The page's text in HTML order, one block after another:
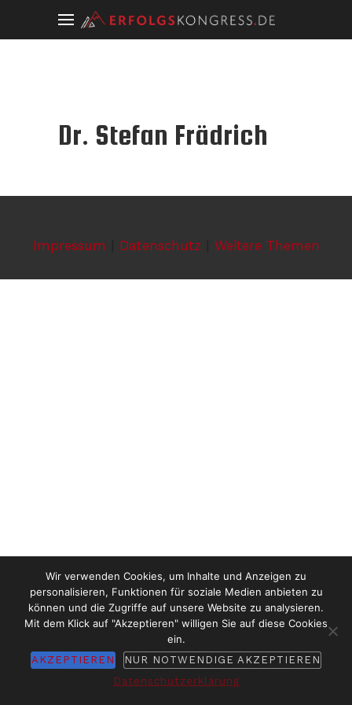
Dr. Stefan Frädrich
Impressum Datenschutz Weitere Themen
Wir verwenden Cookies, um Inhalte und Anzeigen zu
personalisieren, Funktionen für soziale Medien anbieten zu
können und die Zugriffe auf unsere Website zu analysieren.
Mit dem Klick auf "Akzeptieren" willigen Sie auf diese Cookies
ein.
AKZEPTIEREN
NUR NOTWENDIGE AKZEPTIEREN
Datenschutzerklärung